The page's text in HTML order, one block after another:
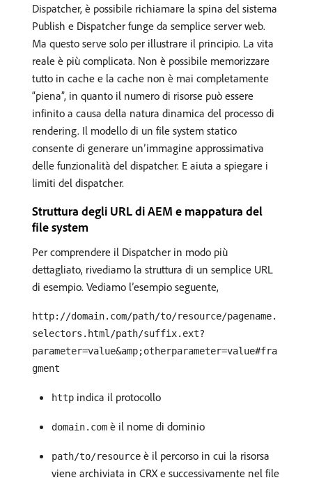
Dispatcher, è possibile richiamare la spina del sistema
Publish e Dispatcher funge da semplice server web.
Ma questo serve solo per illustrare il principio. La vita
reale è più complicata. Non è possibile memorizzare
tutto in cache e la cache non è mai completamente
“piena”, in quanto il numero di risorse può essere
infinito a causa della natura dinamica del processo di
rendering. Il modello di un file system statico
consente di generare un’immagine approssimativa
delle funzionalità del dispatcher. E aiuta a spiegare i
limiti del dispatcher.
Struttura degli URL di AEM e mappatura del
file system
Per comprendere il Dispatcher in modo più
dettagliato, rivediamo la struttura di un semplice URL
di esempio. Vediamo l’esempio seguente,
http://domain.com/path/to/resource/pagename.
selectors.html/path/suffix.ext?
parameter=value&amp;otherparameter=value#fra
gment
http indica il protocollo
domain.com è il nome di dominio
path/to/resource è il percorso in cui la risorsa
viene archiviata in CRX e successivamente nel file